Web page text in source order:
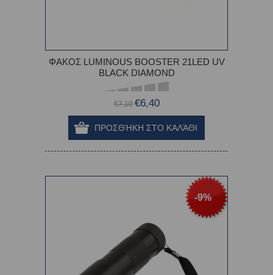
ΦΑΚΟΣ LUMINOUS BOOSTER 21LED UV
BLACK DIAMOND
€7,10 €6,40
-9%